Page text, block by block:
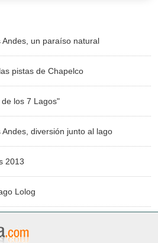
un paraíso natural
pistas de Chapelco
los 7 Lagos"
diversión junto al lago
2013
Lolog